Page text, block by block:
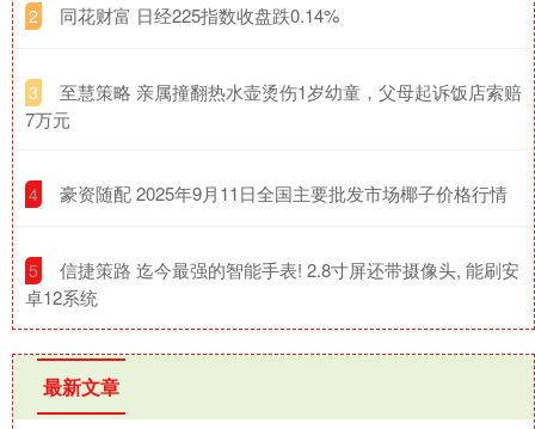
2 ​同花财富 日经225指数收盘跌0.14%
3
​至慧策略 亲属撞翻热水壶烫伤1岁幼童，父母起诉饭店索赔
7万元
4 ​豪资随配 2025年9月11日全国主要批发市场椰子价格行情
5
​信捷策路 迄今最强的智能手表! 2.8寸屏还带摄像头, 能刷安
卓12系统
最新文章